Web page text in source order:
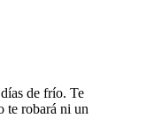
de frío. Te
te robará ni un